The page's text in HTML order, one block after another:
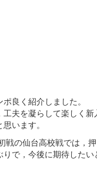
良く紹介しました。
夫を凝らして楽しく新
います。
の仙台高校戦では，
で，今後に期待したい